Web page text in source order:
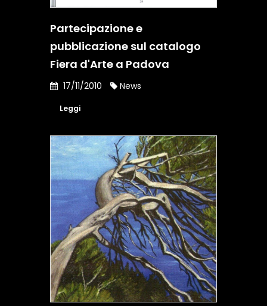
Partecipazione e
pubblicazione sul catalogo
Fiera d'Arte a Padova
17/11/2010 News
Leggi